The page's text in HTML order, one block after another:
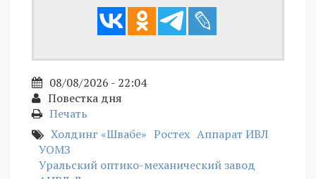
08/08/2026 - 22:04
Повестка дня
Печать
Холдинг «Швабе» Ростех Аппарат ИВЛ
УОМЗ
Уральский оптико-механический завод